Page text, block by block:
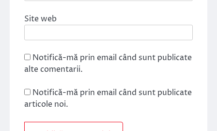
Site web
Notifică-mă prin email când sunt publicate
alte comentarii.
Notifică-mă prin email când sunt publicate
articole noi.